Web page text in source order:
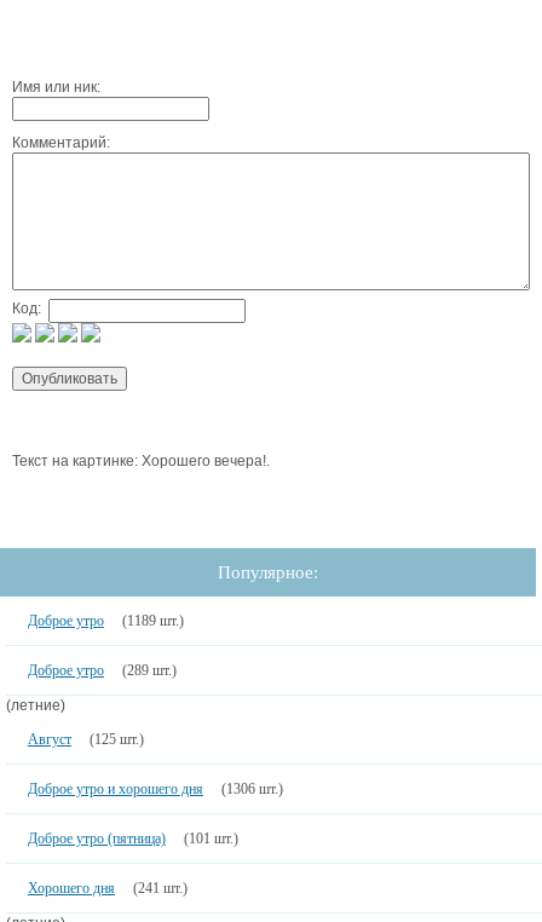
Имя или ник:
Комментарий:
Код:
Текст на картинке: Хорошего вечера!.
Популярное:
Доброе утро (1189 шт.)
Доброе утро (289 шт.)
(летние)
Август
(125 шт.)
Доброе утро и хорошего дня (1306 шт.)
Доброе утро (пятница) (101 шт.)
Хорошего дня (241 шт.)